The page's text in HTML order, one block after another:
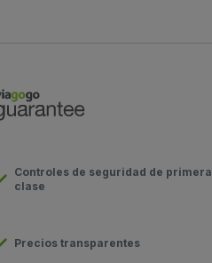
Controles de seguridad de primera
clase
Precios transparentes